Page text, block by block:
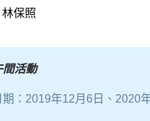
保照
間活動
期：2019年12月6日、2020